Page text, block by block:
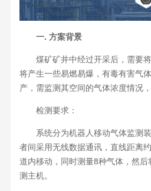
一. 方案背景
煤矿矿井中经过开采后，需要将
将产生一些易燃易爆，有毒有害气
产，需监测其空间的气体浓度情况
检测要求：
系统分为机器人移动气体监测
者间采用无线数据通讯，直线距离
道内移动，同时测量8种气体，然
测主机。